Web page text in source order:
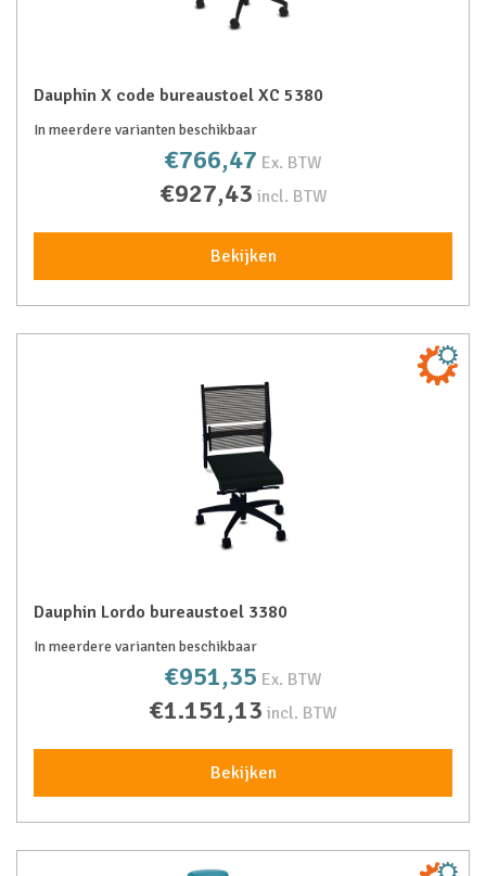
Dauphin X code bureaustoel XC 5380
In meerdere varianten beschikbaar
€766,47 Ex. BTW
€927,43 incl. BTW
Bekijken
Dauphin Lordo bureaustoel 3380
In meerdere varianten beschikbaar
€951,35 Ex. BTW
€1.151,13 incl. BTW
Bekijken